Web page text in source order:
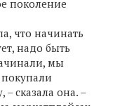
поколение
что начинать
надо быть
мы
сказала она. –